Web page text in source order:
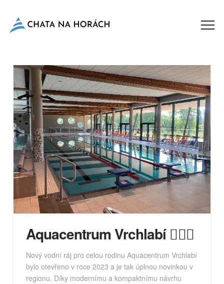
Aquacentrum Vrchlabí 🏊‍♀️💦
Nový vodní ráj pro celou rodinu Aquacentrum Vrchlabí
bylo otevřeno v roce 2023 a je tak úplnou novinkou v
regionu. Díky modernímu a kompaktnímu návrhu